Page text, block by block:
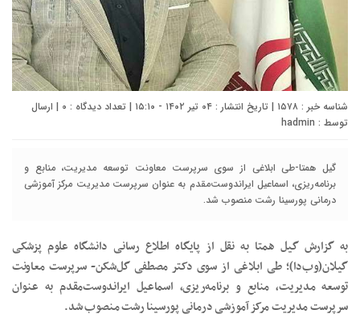
شناسه خبر : ۱۵۷۸ | تاریخ انتشار : ۰۴ تیر ۱۴۰۲ - ۱۵:۱۰ | تعداد دیدگاه : ۰ | ارسال
توسط : hadmin
گیل همتا-طی ابلاغی از سوی سرپرست معاونت توسعه مدیریت، منابع و
برنامه‌ریزی، اسماعیل ایراندوست‌مقدم به عنوان سرپرست مدیریت مرکز آموزشی
درمانی پورسینا رشت منصوب شد.
به گزارش گیل همتا به نقل از پایگاه اطلاع رسانی دانشگاه علوم پزشکی
گیلان(وب‌دا)؛ طی ابلاغی از سوی دکتر مصطفی گل‌شکن- سرپرست معاونت
توسعه مدیریت، منابع و برنامه‌ریزی، اسماعیل ایراندوست‌مقدم به عنوان
سرپرست مدیریت مرکز آموزشی درمانی پورسینا رشت منصوب شد.